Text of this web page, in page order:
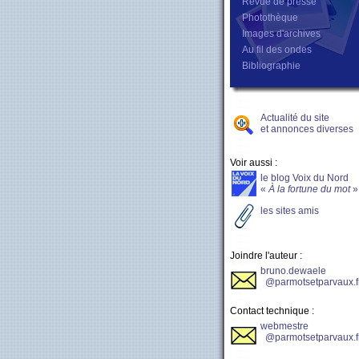
Photothèque
Images d'archives
Au fil des ondes
Bibliographie
Actualité du site
et annonces diverses
Voir aussi :
le blog Voix du Nord
« À la fortune du mot»
les sites amis
Joindre l'auteur :
bruno.dewaele
Contact technique :
webmestre